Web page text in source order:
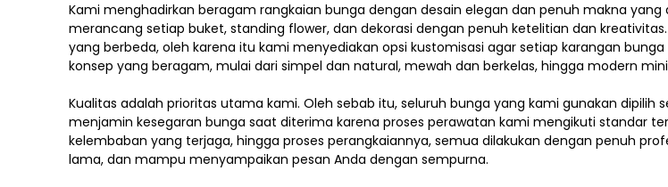
Kami menghadirkan beragam rangkaian bunga dengan desain elegan dan penuh makna
merancang setiap buket, standing flower, dan dekorasi dengan penuh ketelitian dan
yang berbeda, oleh karena itu kami menyediakan opsi kustomisasi agar setiap karangan
konsep yang beragam, mulai dari simpel dan natural, mewah dan berkelas, hingga modern
Kualitas adalah prioritas utama kami. Oleh sebab itu, seluruh bunga yang kami gunakan dipilih
menjamin kesegaran bunga saat diterima karena proses perawatan kami mengikuti standar
kelembaban yang terjaga, hingga proses perangkaiannya, semua dilakukan dengan penuh
lama, dan mampu menyampaikan pesan Anda dengan sempurna.